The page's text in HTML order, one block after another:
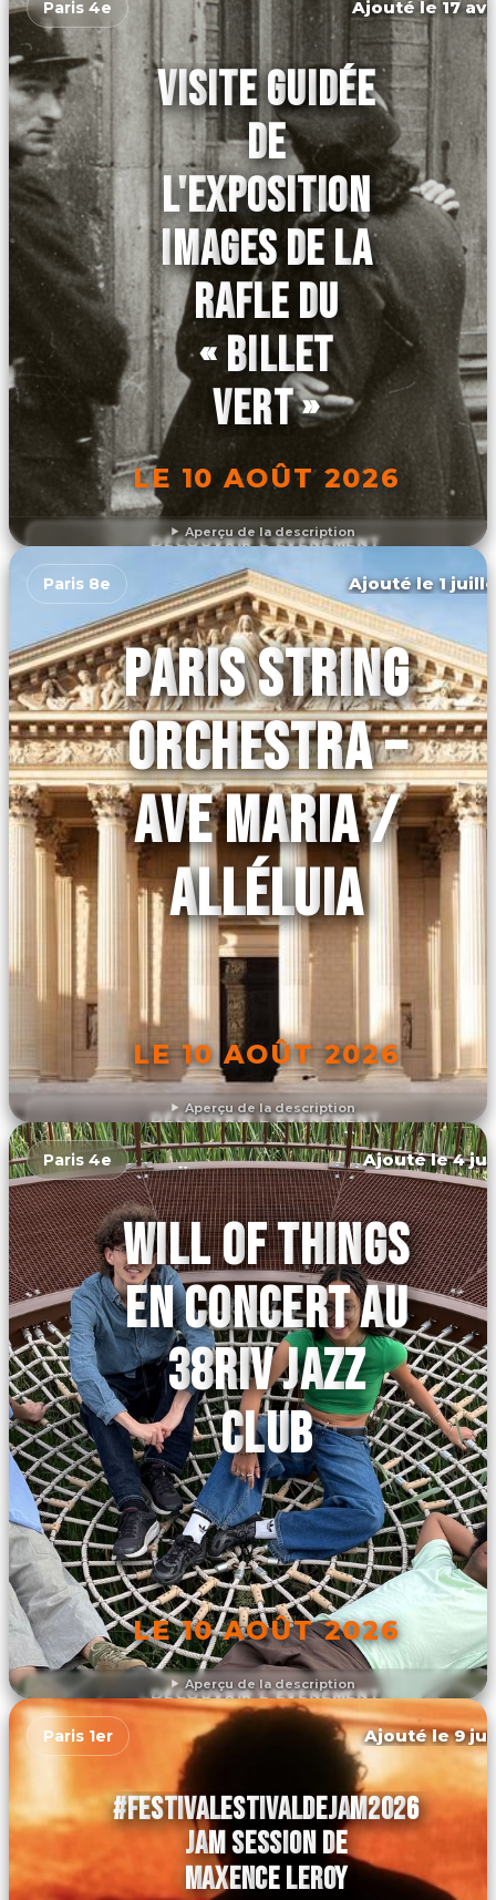
Aperçu de la description
Paris 4e Ajouté le 17
VISITE GUIDÉE
DE
L'EXPOSITION
IMAGES DE LA
RAFLE DU
« BILLET
VERT »
LE 10 AOÛT 2026
DÉCOUVRIR L'ÉVÉNEMENT
Aperçu de la description
Paris 8e Ajouté le 1
PARIS STRING
ORCHESTRA –
AVE MARIA /
ALLÉLUIA
LE 10 AOÛT 2026
DÉCOUVRIR L'ÉVÉNEMENT
Aperçu de la description
Paris 4e Ajouté le 4
WILL OF THINGS
EN CONCERT AU
38RIV JAZZ
CLUB
LE 10 AOÛT 2026
DÉCOUVRIR L'ÉVÉNEMENT
Paris 1er Ajouté le 9
#FESTIVALESTIVALDEJAM2026
JAM SESSION DE
MAXENCE LEROY